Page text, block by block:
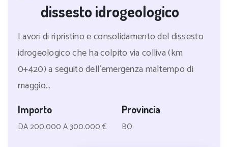
dissesto idrogeologico
Lavori di ripristino e consolidamento del dissesto
idrogeologico che ha colpito via colliva (km
0+420) a seguito dell'emergenza maltempo di
maggio...
Importo
DA 200.000 A 300.000 €
Provincia
BO